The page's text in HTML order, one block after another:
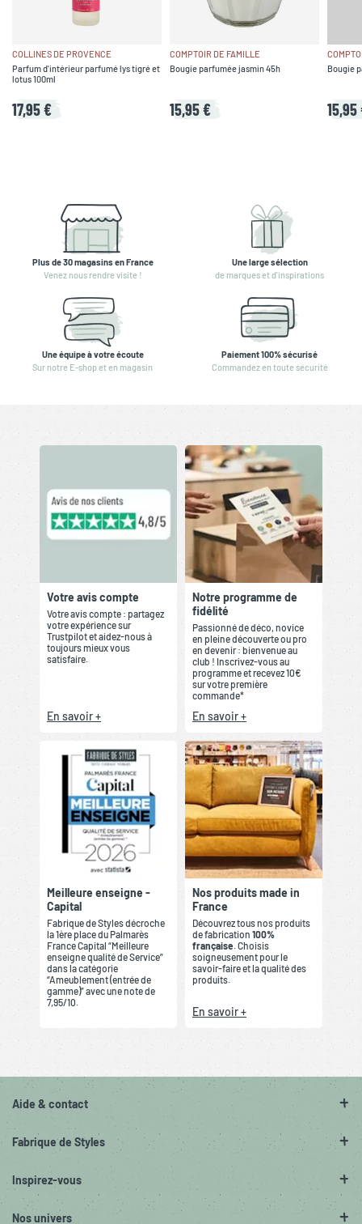
COLLINES DE PROVENCE
Parfum d'intérieur parfumé lys tigré et
lotus 100ml
17,95 €
COMPTOIR DE FAMILLE
Bougie parfumée jasmin 45h
15,95 €
Bougie
15,95
Plus de 30 magasins en France
Venez nous rendre visite !
Une large sélection
de marques et d'inspirations
Une équipe à votre écoute
Sur notre E-shop et en magasin
Paiement 100% sécurisé
Commandez en toute sécurité
Votre avis compte
Votre avis compte : partagez
votre expérience sur
Trustpilot et aidez-nous à
toujours mieux vous
satisfaire.
En savoir +
Notre programme de
fidélité
Passionné de déco, novice
en pleine découverte ou pro
en devenir : bienvenue au
club ! Inscrivez-vous au
programme et recevez 10€
sur votre première
commande*
En savoir +
Meilleure enseigne -
Capital
Fabrique de Styles décroche
la 1ère place du Palmarès
France Capital “Meilleure
enseigne qualité de Service”
dans la catégorie
“Ameublement (entrée de
gamme)” avec une note de
7,95/10.
Nos produits made in
France
Découvrez tous nos produits
de fabrication 100%
française . Choisis
soigneusement pour le
savoir-faire et la qualité des
produits.
En savoir +
Aide & contact
Fabrique de Styles
Inspirez-vous
Nos univers